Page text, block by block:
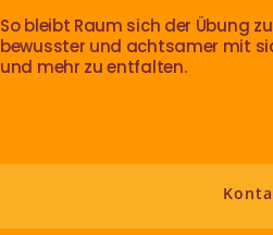
So bleibt Raum sich der Übung
bewusster und achtsamer mit
und mehr zu entfalten.